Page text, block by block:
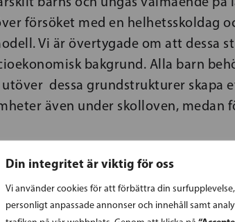
Din integritet är viktig för oss
Vi använder cookies för att förbättra din
personligt anpassade annonser och innehåll samt
försöket med en helhetsskoldag
Vi är övertygade om att dessa
bakgrund. Alla barn
dessa grundstrukturer skapa
även under skolloven, medan